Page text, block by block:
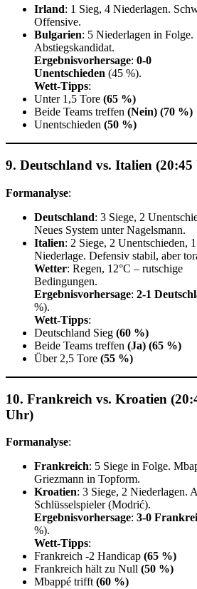
Irland: 1 Sieg, 4 Niederlagen.
Offensive.
Bulgarien: 5 Niederlagen in Folge.
Abstiegskandidat.
Ergebnisvorhersage: 0-0
Unentschieden (45 %).
Wett-Tipps:
Unter 1,5 Tore (65 %)
Beide Teams treffen (Nein) (70 %)
Unentschieden (50 %)
9. Deutschland vs. Italien
Formanalyse:
Deutschland: 3 Siege, 2
Neues System unter Nagelsmann.
Italien: 2 Siege, 2 Unentschieden, 1
Niederlage. Defensiv stabil, aber
Wetter: Regen, 12°C – rutschige
Bedingungen.
Ergebnisvorhersage: 2-1
%).
Wett-Tipps:
Deutschland Sieg (60 %)
Beide Teams treffen (Ja) (65 %)
Über 2,5 Tore (55 %)
10. Frankreich vs. Kroatien
Uhr)
Formanalyse:
Frankreich: 5 Siege in Folge.
Griezmann in Topform.
Kroatien: 3 Siege, 2 Niederlagen.
Schlüsselspieler (Modrić).
Ergebnisvorhersage: 3-0
%).
Wett-Tipps:
Frankreich -2 Handicap (65 %)
Frankreich hält zu Null (50 %)
Mbappé trifft (60 %)